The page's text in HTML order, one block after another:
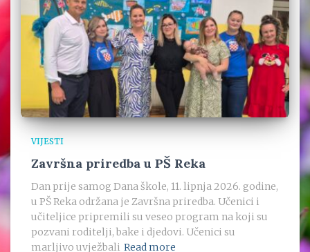
VIJESTI
Završna priredba u PŠ Reka
Dan prije samog Dana škole, 11. lipnja 2026. godine,
u PŠ Reka održana je Završna priredba. Učenici i
učiteljice pripremili su veseo program na koji su
pozvani roditelji, bake i djedovi. Učenici su
marljivo uvježbali Read more